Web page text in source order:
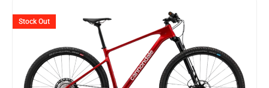
Stock Out
Ursprünglicher
Preis
war:
CHF 5'199
ist:
CHF